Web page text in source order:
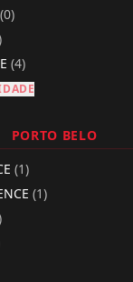
(0)
(4)
PORTO BELO
(1)
(1)